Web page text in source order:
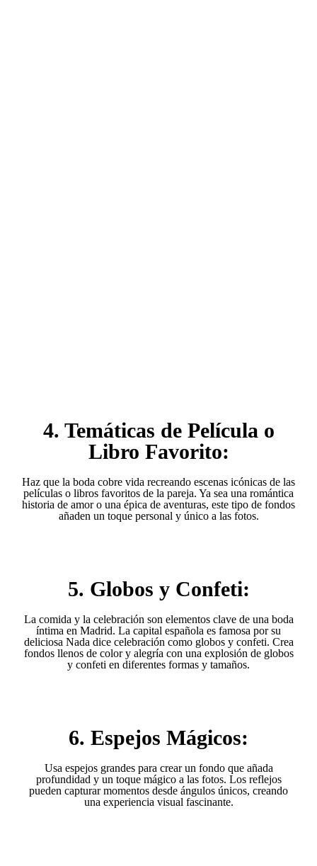
4. Temáticas de Película o
Libro Favorito:
Haz que la boda cobre vida recreando escenas icónicas de las
películas o libros favoritos de la pareja. Ya sea una romántica
historia de amor o una épica de aventuras, este tipo de fondos
añaden un toque personal y único a las fotos.
5. Globos y Confeti:
La comida y la celebración son elementos clave de una boda
íntima en Madrid. La capital española es famosa por su
deliciosa Nada dice celebración como globos y confeti. Crea
fondos llenos de color y alegría con una explosión de globos
y confeti en diferentes formas y tamaños.
6. Espejos Mágicos:
Usa espejos grandes para crear un fondo que añada
profundidad y un toque mágico a las fotos. Los reflejos
pueden capturar momentos desde ángulos únicos, creando
una experiencia visual fascinante.